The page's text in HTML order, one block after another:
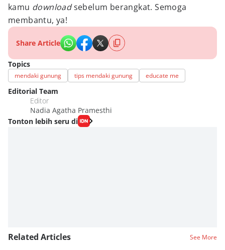
kamu downloadsebelum berangkat. Semoga
membantu, ya!
Share Article
Topics
mendaki gunung tips mendaki gunung educate me
Editorial Team
Editor
Nadia Agatha Pramesthi
Tonton lebih seru di
Related Articles See More